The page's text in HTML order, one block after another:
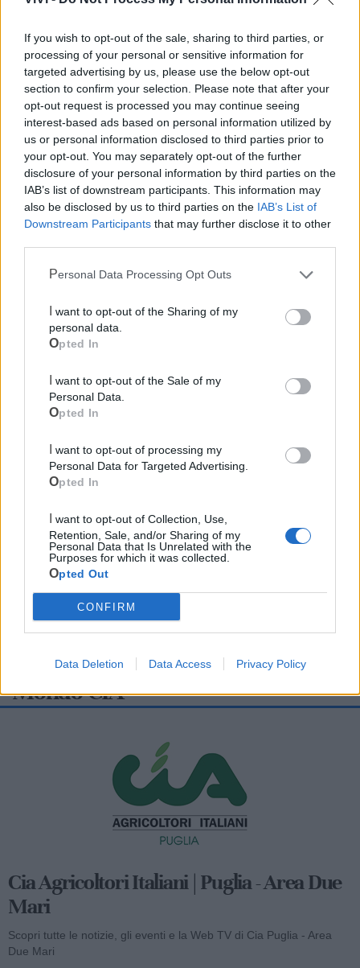
If you wish to opt-out of the sale, sharing to third parties, or
processing of your personal or sensitive information for
targeted advertising by us, please use the below opt-out
section to confirm your selection. Please note that after your
opt-out request is processed you may continue seeing
interest-based ads based on personal information utilized by
us or personal information disclosed to third parties prior to
your opt-out. You may separately opt-out of the further
disclosure of your personal information by third parties on the
IAB’s list of downstream participants. This information may
also be disclosed by us to third parties on the IAB’s List of
Downstream Participants that may further disclose it to other
Personal Data Processing Opt Outs
personal data.
Opted In
Personal Data.
Opted In
Personal Data for Targeted Advertising.
Opted In
Retention, Sale, and/or Sharing of my
Personal Data that Is Unrelated with the
Purposes for which it was collected.
Opted Out
CONFIRM
Data Deletion Data Access Privacy Policy
Cimitero
Ufficio Postale
Guardia Medica
Canile
Polizia Locale
Mondo CIA
Cia Agricoltori Italiani | Puglia - Area Due
Mari
Scopri tutte le notizie, gli eventi e la Web TV di Cia Puglia - Area
Due Mari